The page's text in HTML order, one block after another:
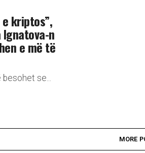
kriptos”,
Ignatova-n
e më të
se...
MORE